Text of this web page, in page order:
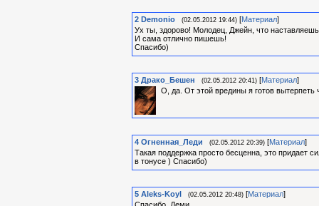
2 Demonio (02.05.2012 19:44) [Материал]
Ух ты, здорово! Молодец, Джейн, что
И сама отлично пишешь!
Спасибо)
3 Драко_Бешен (02.05.2012 20:41) [Материал]
О, да. От этой вредины я готов вытерпеть
4 Огненная_Леди (02.05.2012 20:39) [Материал]
Такая поддержка просто бесценна, это придает
в тонусе ) Спасибо)
5 Aleks-Koyl (02.05.2012 20:48) [Материал]